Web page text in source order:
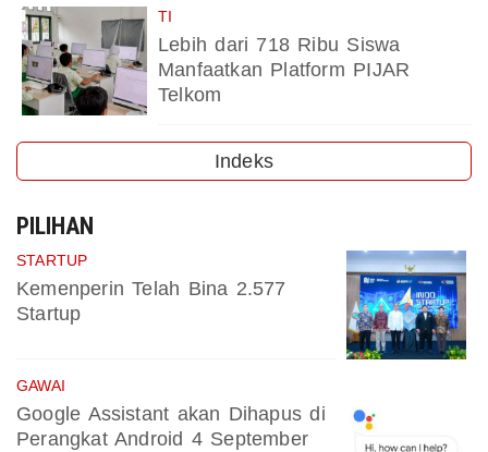
TI
Lebih dari 718 Ribu Siswa
Manfaatkan Platform PIJAR
Telkom
Indeks
PILIHAN
STARTUP
Kemenperin Telah Bina 2.577
Startup
GAWAI
Google Assistant akan Dihapus di
Perangkat Android 4 September